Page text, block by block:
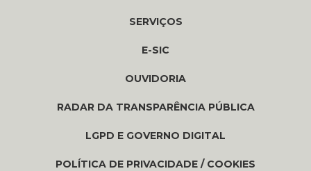
SERVIÇOS
E-SIC
OUVIDORIA
RADAR DA TRANSPARÊNCIA PÚBLICA
LGPD E GOVERNO DIGITAL
POLÍTICA DE PRIVACIDADE / COOKIES